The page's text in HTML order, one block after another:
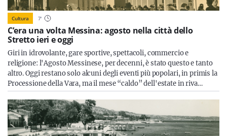
Cultura 7'
C’era una volta Messina: agosto nella città dello
Stretto ieri e oggi
Giri in idrovolante, gare sportive, spettacoli, commercio e
religione: l'Agosto Messinese, per decenni, è stato questo e tanto
altro. Oggi restano solo alcuni degli eventi più popolari, in primis la
Processione della Vara, ma il mese “caldo” dell'estate in riva…